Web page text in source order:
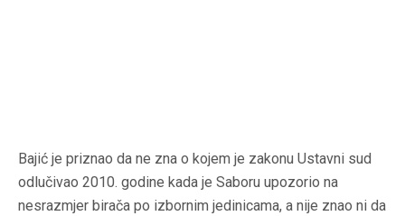
Bajić je priznao da ne zna o kojem je zakonu Ustavni sud
odlučivao 2010. godine kada je Saboru upozorio na
nesrazmjer birača po izbornim jedinicama, a nije znao ni da